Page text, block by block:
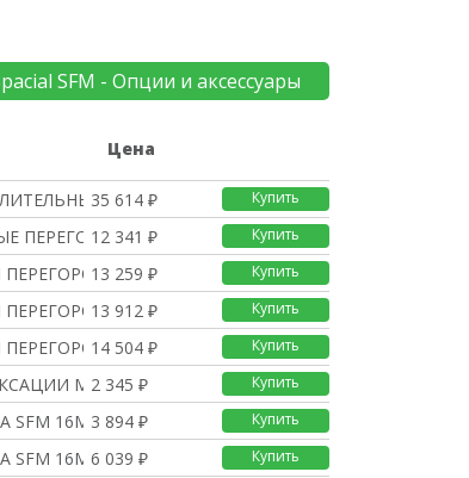
SFM - Опции и аксессуары
Цена
ПАНЕЛ
35 614 ₽ Купить
ПЕРЕГОРОДКИ S
12 341 ₽ Купить
SFM
13 259 ₽ Купить
SFM
13 912 ₽ Купить
SFM
14 504 ₽ Купить
МОНТАЖНОЙ
2 345 ₽ Купить
16M 800?60
3 894 ₽ Купить
16M 800?80
6 039 ₽ Купить